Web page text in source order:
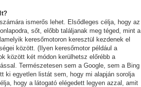
ismerős lehet. Elsődleges célja, hogy az
sőt, előbb találjanak meg téged, mint a
keresőmotoron keresztül kezdenek el
között. (Ilyen keresőmotor például a
között két módon kerülhetsz előrébb a
Természetesen sem a Google, sem a Bing
ki egyetlen listát sem, hogy mi alapján sorolja
hogy a látogató elégedett legyen azzal, amit